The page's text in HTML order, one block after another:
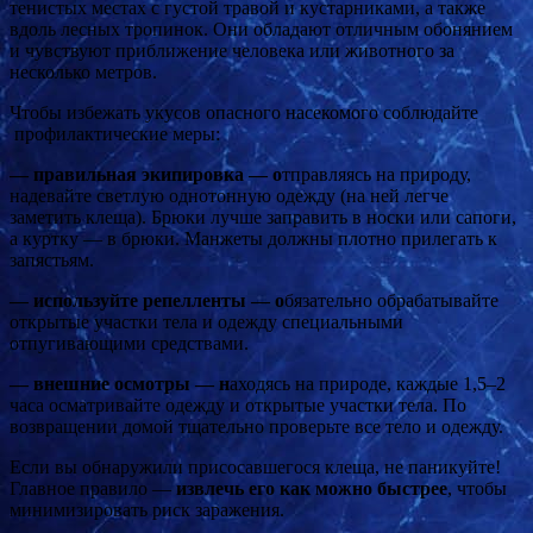
тенистых местах с густой травой и кустарниками, а также
вдоль лесных тропинок. Они обладают отличным обонянием
и чувствуют приближение человека или животного за
несколько метров.
Чтобы избежать укусов опасного насекомого соблюдайте
профилактические меры:
— правильная экипировка — отправляясь на природу,
надевайте светлую однотонную одежду (на ней легче
заметить клеща). Брюки лучше заправить в носки или сапоги,
а куртку — в брюки. Манжеты должны плотно прилегать к
запястьям.
— используйте репелленты — обязательно обрабатывайте
открытые участки тела и одежду специальными
отпугивающими средствами.
— внешние осмотры — находясь на природе, каждые 1,5–2
часа осматривайте одежду и открытые участки тела. По
возвращении домой тщательно проверьте все тело и одежду.
Если вы обнаружили присосавшегося клеща, не паникуйте!
Главное правило —извлечь его как можно быстрее, чтобы
минимизировать риск заражения.